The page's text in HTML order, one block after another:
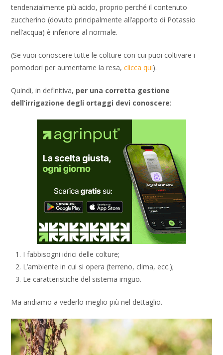
tendenzialmente più acido, proprio perché il contenuto
zuccherino (dovuto principalmente all’apporto di Potassio
nell’acqua) è inferiore al normale.
(Se vuoi conoscere tutte le colture con cui puoi coltivare i
pomodori per aumentarne la resa,clicca qui).
Quindi, in definitiva, per una corretta gestione
dell’irrigazione degli ortaggi devi conoscere:
I fabbisogni idrici delle colture;
L’ambiente in cui si opera (terreno, clima, ecc.);
Le caratteristiche del sistema irriguo.
Ma andiamo a vederlo meglio più nel dettaglio.